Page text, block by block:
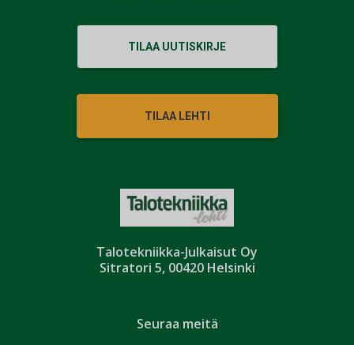
Talotekniikka-Julkaisut Oy
Sitratori 5, 00420 Helsinki
TILAA UUTISKIRJE
TILAA LEHTI
Seuraa meitä